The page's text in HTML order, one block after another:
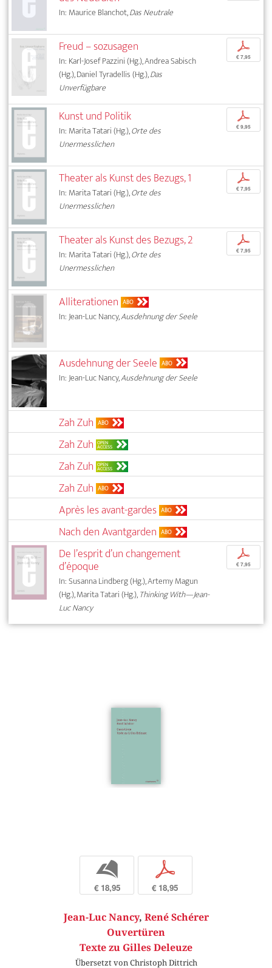
In: Maurice Blanchot,Das Neutrale
Freud – sozusagen
In: Karl-Josef Pazzini (Hg.), Andrea Sabisch
(Hg.), Daniel Tyradellis (Hg.),Das
Unverfügbare
p
€ 7,95
Kunst und Politik
In: Marita Tatari (Hg.),Orte des
Unermesslichen
p
€ 9,95
Theater als Kunst des Bezugs, 1
In: Marita Tatari (Hg.),Orte des
Unermesslichen
p
€ 7,95
Theater als Kunst des Bezugs, 2
In: Marita Tatari (Hg.),Orte des
Unermesslichen
p
€ 7,95
Alliterationen ABO
In: Jean-Luc Nancy,Ausdehnung der Seele
Ausdehnung der Seele ABO
In: Jean-Luc Nancy,Ausdehnung der Seele
Zah Zuh ABO
Zah Zuh OPEN
ACCESS
Zah Zuh OPEN
ACCESS
Zah Zuh ABO
Après les avant-gardes ABO
Nach den Avantgarden ABO
De l’esprit d’un changement
d’époque
In: Susanna Lindberg (Hg.), Artemy Magun
(Hg.), Marita Tatari (Hg.),Thinking With—Jean-
Luc Nancy
p
€ 7,95
b
€ 18,95
p
€ 18,95
Jean-Luc Nancy, René Schérer
Ouvertüren
Texte zu Gilles Deleuze
Übersetzt von Christoph Dittrich